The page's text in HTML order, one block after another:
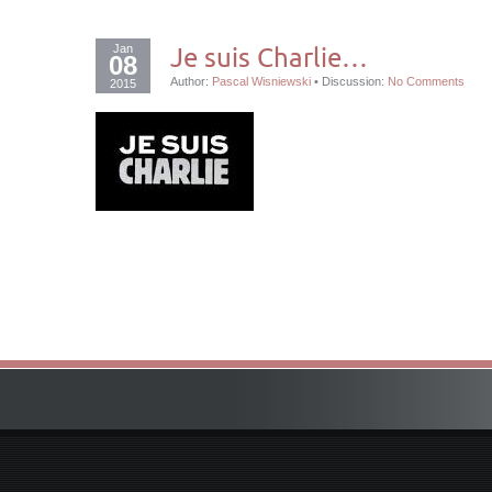
Jan
08
2015
Je suis Charlie…
Author: Pascal Wisniewski • Discussion: No Comments